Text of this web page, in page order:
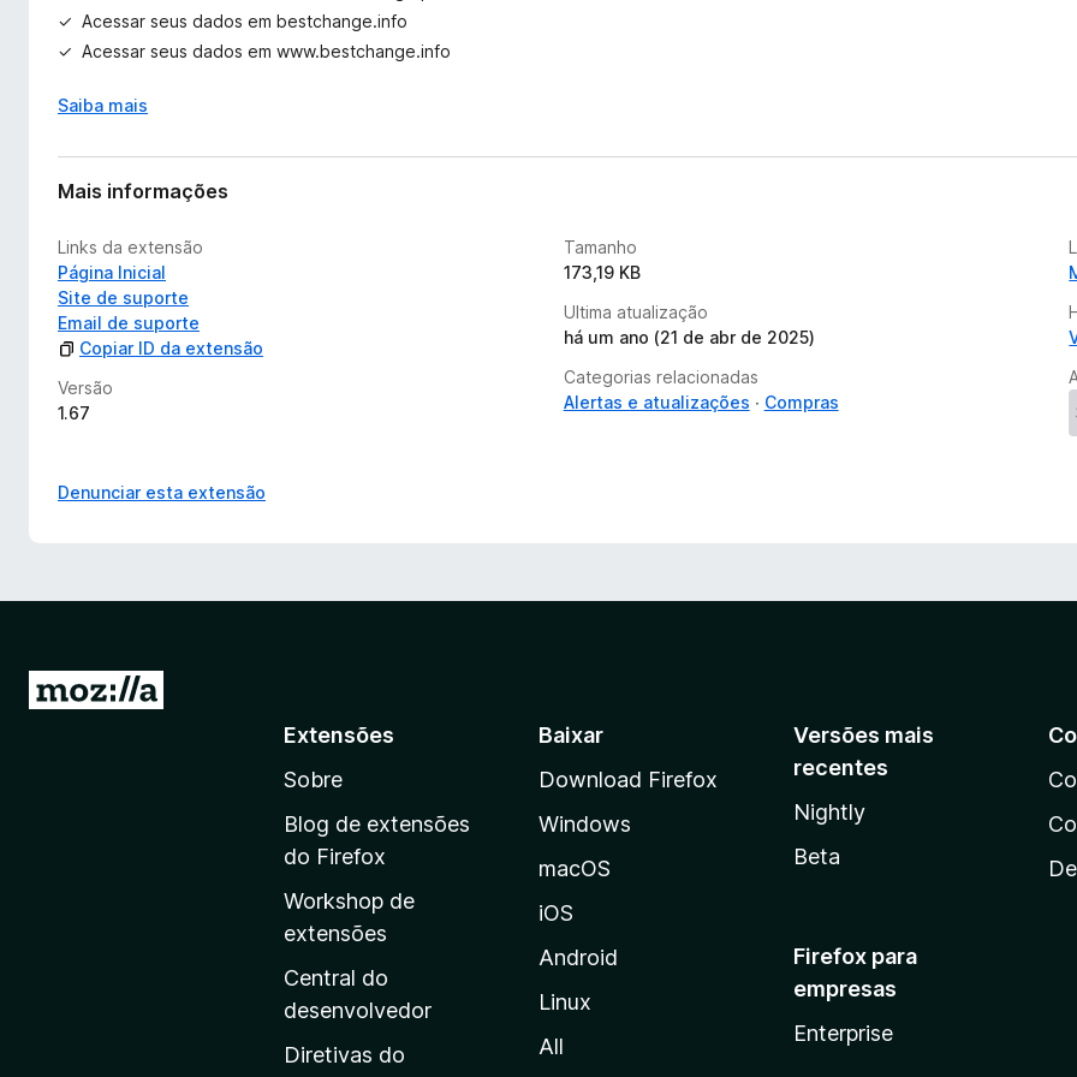
Acessar seus dados em bestchange.info
Acessar seus dados em www.bestchange.info
Saiba mais
Mais informações
Links da extensão
Página Inicial
Site de suporte
Email de suporte
Copiar ID da extensão
Versão
1.67
Tamanho
173,19 KB
Ultima atualização
há um ano (21 de abr de 2025)
Categorias relacionadas
Alertas e atualizações
Compras
Denunciar esta extensão
Extensões
Sobre
Blog de extensões
do Firefox
Workshop de
extensões
Central do
desenvolvedor
Diretivas do
Baixar
Download Firefox
Windows
macOS
iOS
Android
Linux
All
Versões mais
recentes
Nightly
Beta
Firefox para
empresas
Enterprise